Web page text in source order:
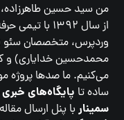
من سید حسین
وردپرس، متخصصان سئو
محمدحسین خدایاری) و
می‌کنیم. ما صدها پروژه
ساده تا پایگاه‌های خبری
سمینار با پنل ارسال